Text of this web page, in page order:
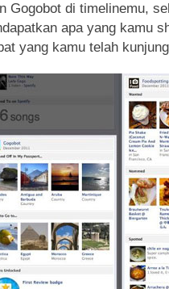
Gogobot di timelinemu,
apa yang kamu
yang kamu telah